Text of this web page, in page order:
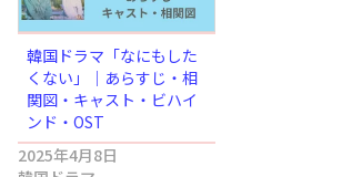
韓国ドラマ「なにもした
くない」｜あらすじ・相
関図・キャスト・ビハイ
ンド・OST
2025年4月8日